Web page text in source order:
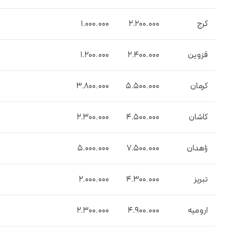
کرج 2.200.000
1.000.000
قزوین 2.400.000
1.200.000
کرمان 5.500.000
3.800.000
کاشان 4.500.000
2.300.000
زاهدان 7.500.000
5.000.000
تبریز 4.300.000
2.000.000
ارومیه 4.900.000
2.300.000